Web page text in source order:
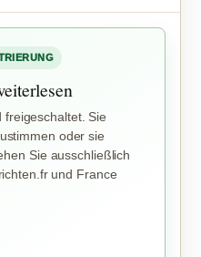
freigeschaltet. Sie
oder sie
Sie ausschließlich
und France